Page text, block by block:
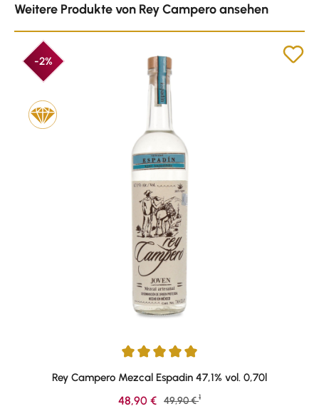
Weitere Produkte von Rey Campero ansehen
-2%
Durchschnittliche Bewertung von 5 von 5 Sternen
Rey Campero Mezcal Espadin 47,1% vol. 0,70l
Verkaufspreis:
48,90 € Regulärer Preis:
49,90 € 1